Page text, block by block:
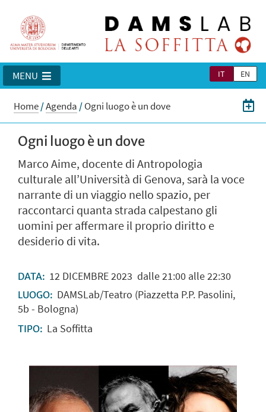
IT EN
MENU
Home/Agenda /Ogni luogo è un dove
Ogni luogo è un dove
Marco Aime, docente di Antropologia
culturale all’Università di Genova, sarà la voce
narrante di un viaggio nello spazio, per
raccontarci quanta strada calpestano gli
uomini per affermare il proprio diritto e
desiderio di vita.
DATA: 12DICEMBRE2023 dalle 21:00 alle 22:30
LUOGO: DAMSLab/Teatro (Piazzetta P.P. Pasolini,
5b - Bologna)
TIPO: La Soffitta